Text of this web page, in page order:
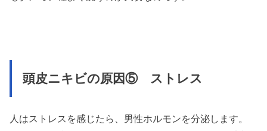
頭皮ニキビの原因⑤ ストレス
人はストレスを感じたら、男性ホルモンを分泌します。